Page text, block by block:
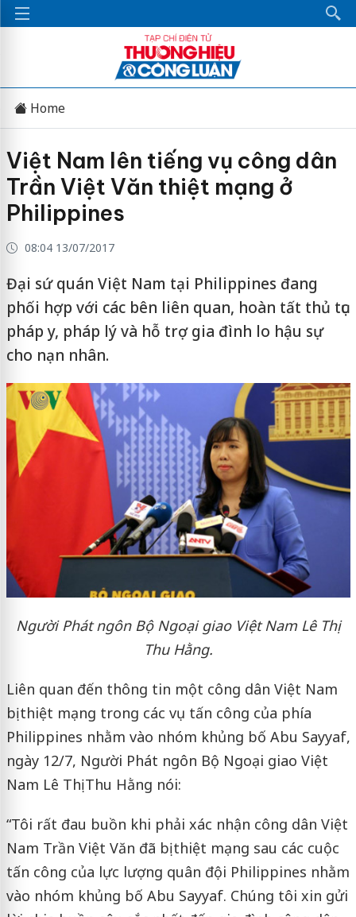
Home
Việt Nam lên tiếng vụ công dân
Trần Việt Văn thiệt mạng ở
Philippines
08:04 13/07/2017
Đại sứ quán Việt Nam tại Philippines đang
phối hợp với các bên liên quan, hoàn tất thủ tục
pháp y, pháp lý và hỗ trợ gia đình lo hậu sự
cho nạn nhân.
Người Phát ngôn Bộ Ngoại giao Việt Nam Lê Thị
Thu Hằng.
Liên quan đến thông tin một công dân Việt Nam
bị thiệt mạng trong các vụ tấn công của phía
Philippines nhằm vào nhóm khủng bố Abu Sayyaf,
ngày 12/7, Người Phát ngôn Bộ Ngoại giao Việt
Nam Lê Thị Thu Hằng nói:
“Tôi rất đau buồn khi phải xác nhận công dân Việt
Nam Trần Việt Văn đã bị thiệt mạng sau các cuộc
tấn công của lực lượng quân đội Philippines nhằm
vào nhóm khủng bố Abu Sayyaf. Chúng tôi xin gửi